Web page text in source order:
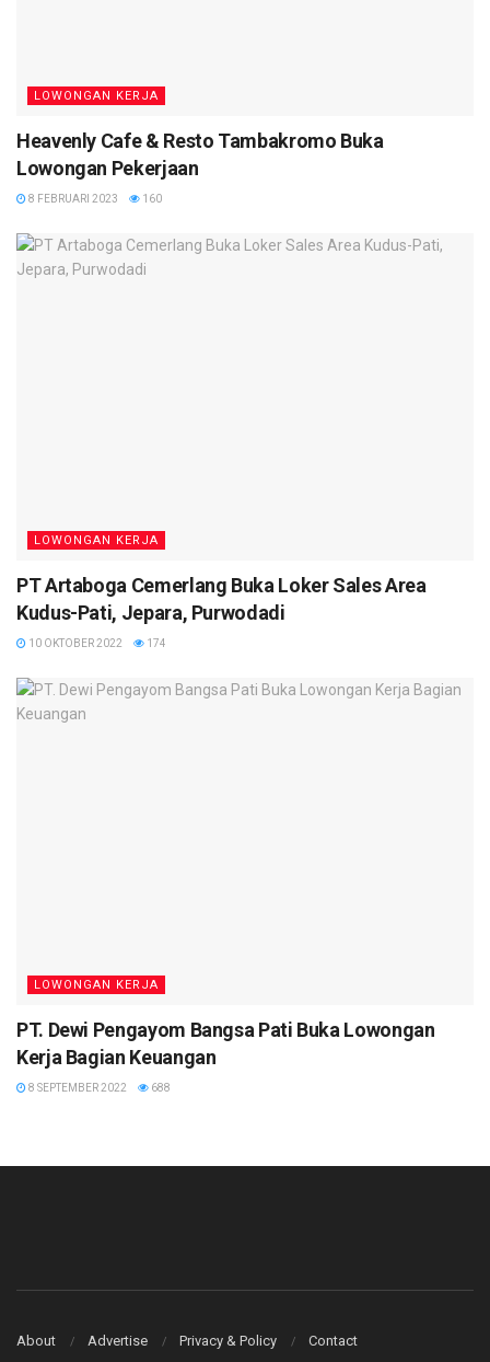
LOWONGAN KERJA
Heavenly Cafe & Resto Tambakromo Buka
Lowongan Pekerjaan
8 FEBRUARI 2023 160
LOWONGAN KERJA
PT Artaboga Cemerlang Buka Loker Sales Area
Kudus-Pati, Jepara, Purwodadi
10 OKTOBER 2022 174
LOWONGAN KERJA
PT. Dewi Pengayom Bangsa Pati Buka Lowongan
Kerja Bagian Keuangan
8 SEPTEMBER 2022 688
About Advertise Privacy & Policy Contact